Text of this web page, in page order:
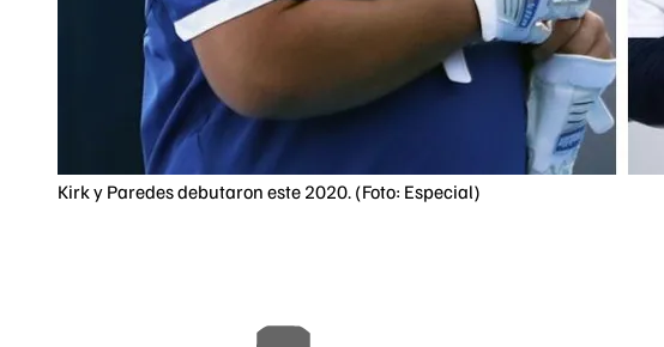
Kirk y Paredes debutaron este 2020. (Foto: Especial)